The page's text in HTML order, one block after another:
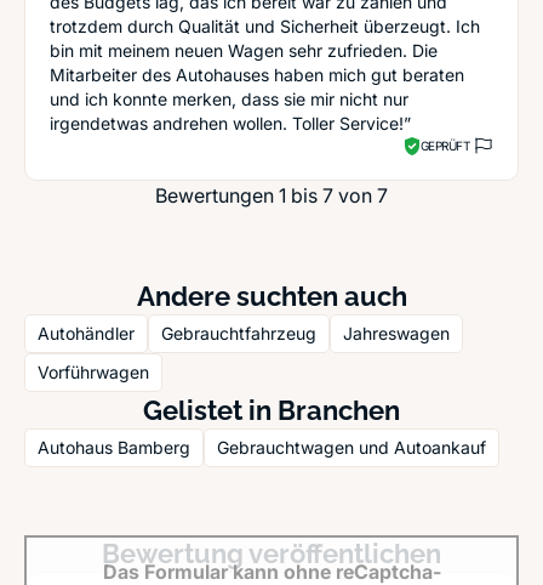
trotzdem durch Qualität und Sicherheit überzeugt. Ich
bin mit meinem neuen Wagen sehr zufrieden. Die
Mitarbeiter des Autohauses haben mich gut beraten
und ich konnte merken, dass sie mir nicht nur
irgendetwas andrehen wollen. Toller Service!”
GEPRÜFT
Bewertungen 1 bis 7 von 7
Andere suchten auch
Autohändler Gebrauchtfahrzeug
Jahreswagen
Vorführwagen
Gelistet in Branchen
Autohaus Bamberg Gebrauchtwagen und Autoankauf
Bewertung veröffentlichen
Das Formular kann ohne reCaptcha-